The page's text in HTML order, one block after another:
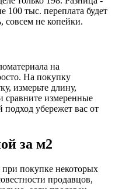
100 тыс. переплата будет
совсем не копейки.
на
На покупку
измерьте длину,
сравните измеренные
подход убережет вас от
за м2
покупке некоторых
продавцов,